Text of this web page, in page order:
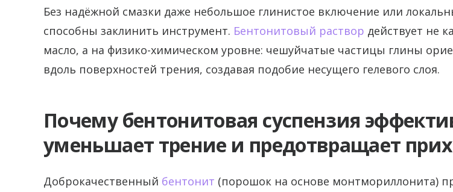
Без надёжной смазки даже небольшое глинистое включение или
способны заклинить инструмент. Бентонитовый раствор действует не
масло, а на физико-химическом уровне: чешуйчатые частицы глины
вдоль поверхностей трения, создавая подобие несущего гелевого слоя.
Почему бентонитовая суспензия
уменьшает трение и предотвращает
Доброкачественный бентонит (порошок на основе монтмориллонита)